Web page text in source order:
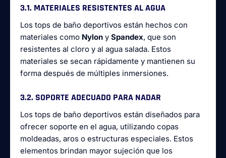
3.1. MATERIALES RESISTENTES AL AGUA
Los tops de baño deportivos están hechos con
materiales como Nylon y Spandex, que son
resistentes al cloro y al agua salada. Estos
materiales se secan rápidamente y mantienen su
forma después de múltiples inmersiones.
3.2. SOPORTE ADECUADO PARA NADAR
Los tops de baño deportivos están diseñados para
ofrecer soporte en el agua, utilizando copas
moldeadas, aros o estructuras especiales. Estos
elementos brindan mayor sujeción que los